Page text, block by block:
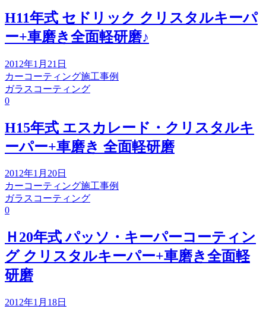
H11年式 セドリック クリスタルキーパ
ー+車磨き全面軽研磨♪
2012年1月21日
カーコーティング施工事例
ガラスコーティング
0
H15年式 エスカレード・クリスタルキ
ーパー+車磨き 全面軽研磨
2012年1月20日
カーコーティング施工事例
ガラスコーティング
0
Ｈ20年式 パッソ・キーパーコーティン
グ クリスタルキーパー+車磨き全面軽
研磨
2012年1月18日